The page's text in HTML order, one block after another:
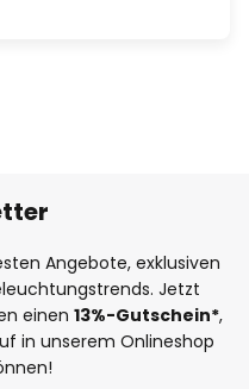
Angebote, exklusiven
Jetzt
einen 13%-Gutschein*,
in unserem Onlineshop